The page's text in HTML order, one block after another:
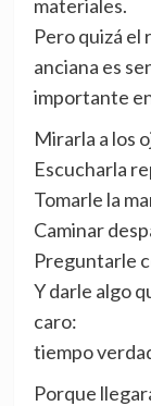
materiales.
Pero quizá el
anciana es
importante
Mirarla a los
Escucharla
Tomarle la
Caminar
Preguntarle
Y darle algo
caro:
tiempo
Porque